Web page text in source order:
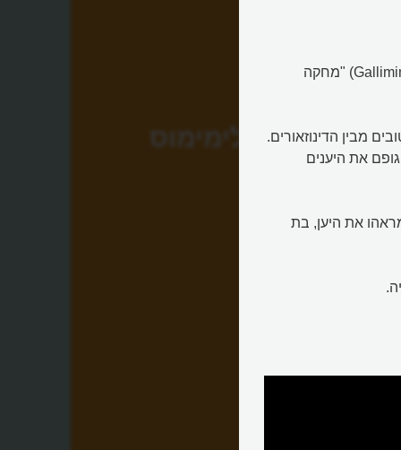
גלימימוס
עם משקל של חצי טון ואורך של כ-5 מטרים, הגאלימימוס (Gallimimus) "מחקה
מבין הדינוזאורים.
את היענים
את היען, בת